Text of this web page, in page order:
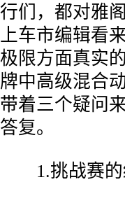
行们，都对雅
上车市编辑看
极限方面真实
牌中高级混合
带着三个疑问
答复。
1.挑战赛的